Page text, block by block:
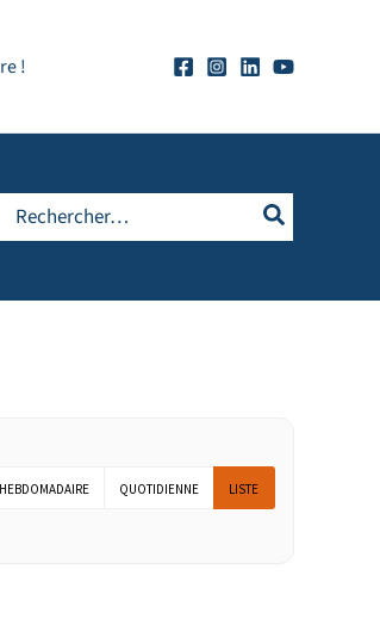
!
Rechercher:
HEBDOMADAIRE QUOTIDIENNE LISTE